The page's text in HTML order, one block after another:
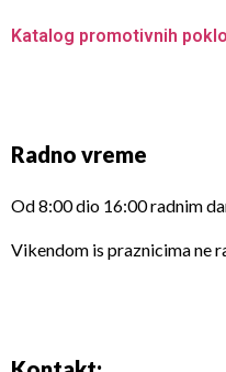
Katalog promotivnih
Radno vreme
Od 8:00 dio 16:00 radnim
Vikendom is praznicima ne